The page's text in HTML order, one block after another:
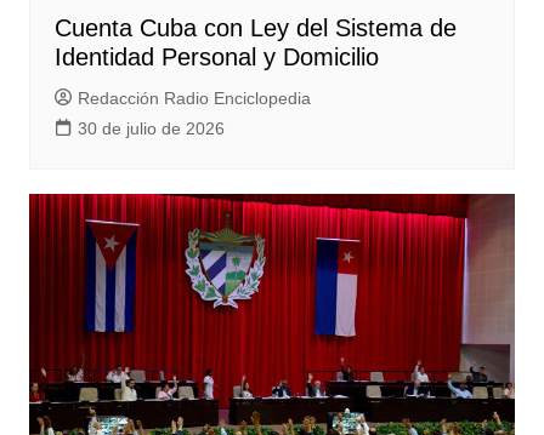
Cuenta Cuba con Ley del Sistema de
Identidad Personal y Domicilio
Redacción Radio Enciclopedia
30 de julio de 2026